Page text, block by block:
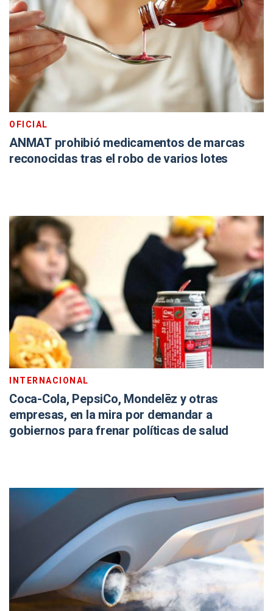
OFICIAL
ANMAT prohibió medicamentos de marcas
reconocidas tras el robo de varios lotes
INTERNACIONAL
Coca-Cola, PepsiCo, Mondelēz y otras
empresas, en la mira por demandar a
gobiernos para frenar políticas de salud